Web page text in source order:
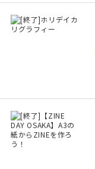
イベント
印刷見本